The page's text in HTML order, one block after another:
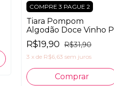
COMPRE 3 PAGUE 2
Tiara Pompom
Algodão Doce Vinho P
R$19,90 R$31,90
3 x de R$6,63 sem juros